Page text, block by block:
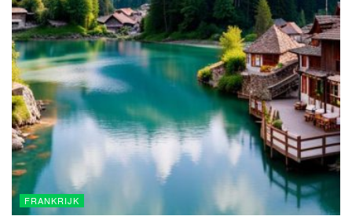
FRANKRIJK